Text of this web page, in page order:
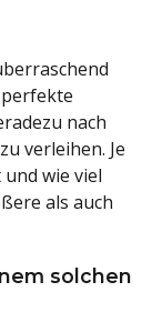
nach
verleihen. Je
wie viel
als auch
solchen